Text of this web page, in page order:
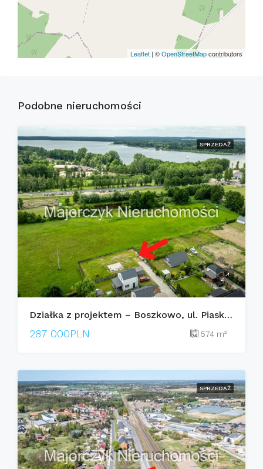
Leaflet | ©OpenStreetMapcontributors
Podobne nieruchomości
SPRZEDAŻ
Działka z projektem – Boszkowo, ul. Piaskowa
287 000PLN 574 m²
SPRZEDAŻ